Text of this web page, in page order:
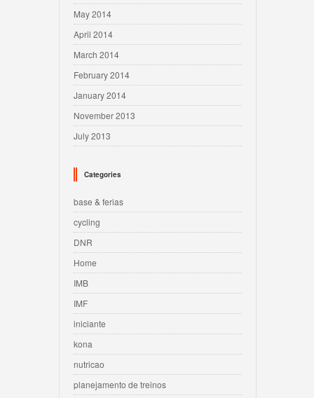
May 2014
April 2014
March 2014
February 2014
January 2014
November 2013
July 2013
Categories
base & ferias
cycling
DNR
Home
IMB
IMF
iniciante
kona
nutricao
planejamento de treinos